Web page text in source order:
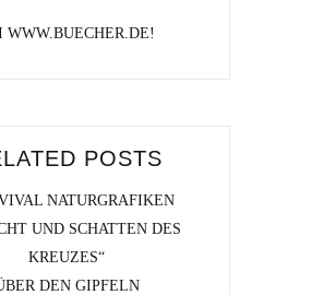
WWW.BUECHER.DE!
POSTS
NATURGRAFIKEN
UND SCHATTEN DES
KREUZES“
DEN GIPFELN